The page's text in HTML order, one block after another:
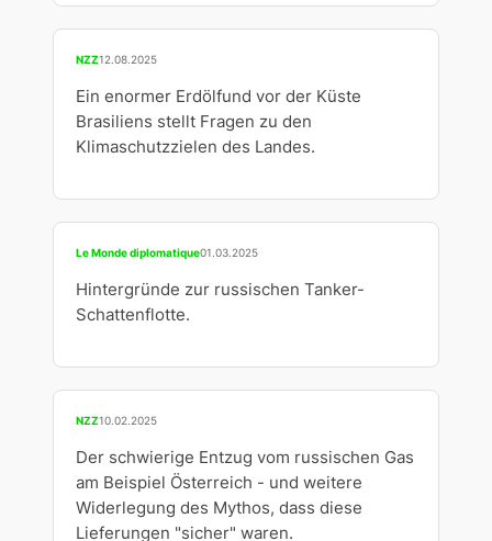
NZZ12.08.2025
Ein enormer Erdölfund vor der Küste
Brasiliens stellt Fragen zu den
Klimaschutzzielen des Landes.
Le Monde diplomatique01.03.2025
Hintergründe zur russischen Tanker-
Schattenflotte.
NZZ10.02.2025
Der schwierige Entzug vom russischen Gas
am Beispiel Österreich - und weitere
Widerlegung des Mythos, dass diese
Lieferungen "sicher" waren.